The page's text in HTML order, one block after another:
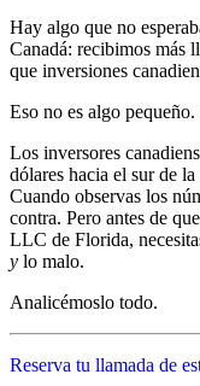
Hay algo que no
Canadá: recibimos más
que inversiones
Eso no es algo pequeño.
Los inversores
dólares hacia el sur de
Cuando observas los
contra. Pero antes de
LLC de Florida,
y lo malo.
Analicémoslo todo.
Reserva tu llamada de